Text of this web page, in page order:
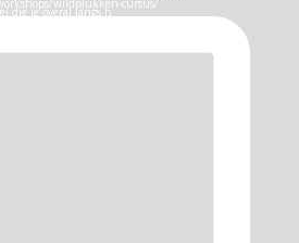
die je overal langs h